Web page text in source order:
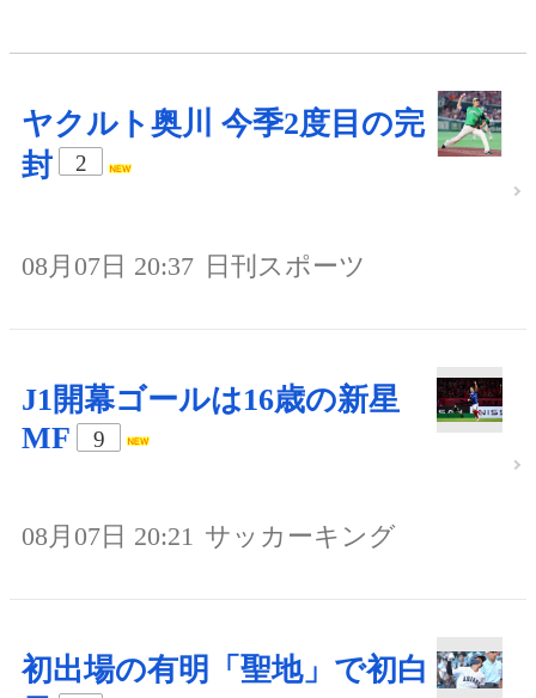
ヤクルト奥川 今季2度目の完
封
2
08月07日 20:37 日刊スポーツ
J1開幕ゴールは16歳の新星
MF
9
08月07日 20:21 サッカーキング
初出場の有明「聖地」で初白